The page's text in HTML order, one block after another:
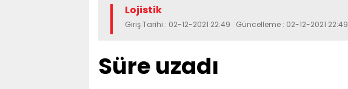
Lojistik
Giriş Tarihi : 02-12-2021 22:49 Güncelleme : 02-12-2021 22:49
Süre uzadı